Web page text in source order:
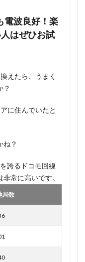
電波良好！楽
はぜひお試
えたら、うまく
？
に住んでいたと
ね？
誇るドコモ回線
常に高いです。
局数